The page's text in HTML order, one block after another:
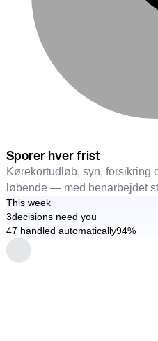
Sporer hver frist
Kørekortudløb, syn, forsikring
løbende — med benarbejdet
This week
3decisions need you
47 handled automatically94%